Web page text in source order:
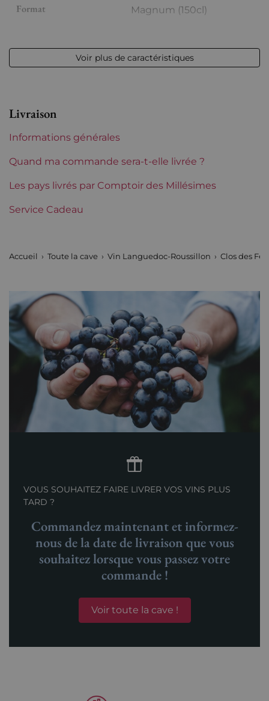
Format Magnum (150cl)
Volume 12,50 % vol - 150 cl
Etiquette Parfaite
Région Languedoc-Roussillon
Languedoc-Roussillon
Voir plus de caractéristiques
Livraison
Informations générales
Quand ma commande sera-t-elle livrée ?
Les pays livrés par Comptoir des Millésimes
Service Cadeau
Accueil Toute la cave Vin Languedoc-Roussillon Clos des
VOUS SOUHAITEZ FAIRE LIVRER VOS VINS PLUS
TARD ?
Commandez maintenant et informez-
nous de la date de livraison que vous
souhaitez lorsque vous passez votre
commande !
Voir toute la cave !